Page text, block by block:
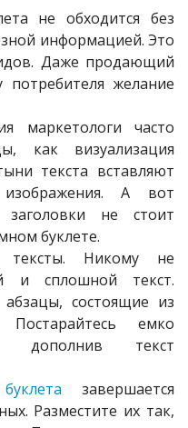
не обходится без
информацией. Это
Даже продающий
желание
маркетологи часто
как визуализация
текста вставляют
А вот
не стоит
буклете.
тексты. Никому не
и сплошной текст.
состоящие из
Постарайтесь емко
дополнив текст
завершается
Разместите их так,